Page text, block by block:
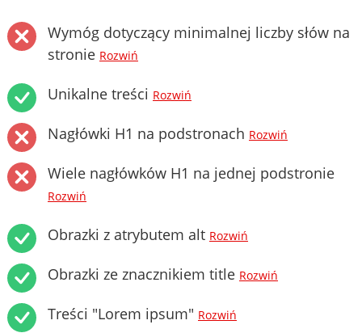
Wymóg dotyczący minimalnej liczby słów na
stronie Rozwiń
Unikalne treści Rozwiń
Nagłówki H1 na podstronach Rozwiń
Wiele nagłówków H1 na jednej podstronie
Rozwiń
Obrazki z atrybutem alt Rozwiń
Obrazki ze znacznikiem title Rozwiń
Treści "Lorem ipsum" Rozwiń